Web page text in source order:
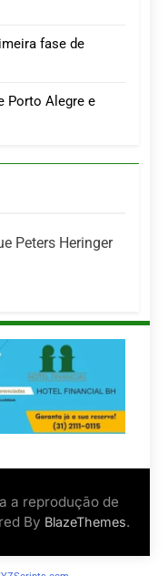
fase de
Porto Alegre e
Peters Heringer
a reprodução de
By BlazeThemes.